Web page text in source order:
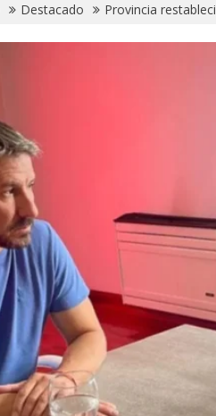
Destacado Provincia